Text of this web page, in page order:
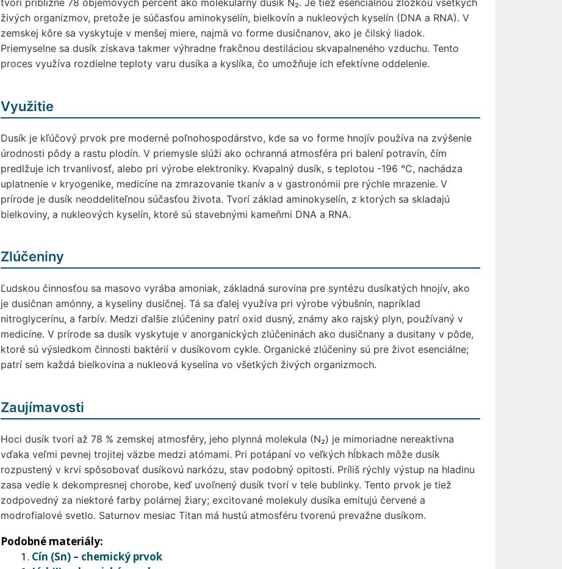
tvorí približne 78 objemových percent ako molekulárny dusík N₂. Je tiež esenciálnou zložkou všetkých
živých organizmov, pretože je súčasťou aminokyselín, bielkovín a nukleových kyselín (DNA a RNA). V
zemskej kôre sa vyskytuje v menšej miere, najmä vo forme dusičnanov, ako je čilský liadok.
Priemyselne sa dusík získava takmer výhradne frakčnou destiláciou skvapalneného vzduchu. Tento
proces využíva rozdielne teploty varu dusíka a kyslíka, čo umožňuje ich efektívne oddelenie.
Využitie
Dusík je kľúčový prvok pre moderné poľnohospodárstvo, kde sa vo forme hnojív používa na zvýšenie
úrodnosti pôdy a rastu plodín. V priemysle slúži ako ochranná atmosféra pri balení potravín, čím
predlžuje ich trvanlivosť, alebo pri výrobe elektroniky. Kvapalný dusík, s teplotou -196 °C, nachádza
uplatnenie v kryogenike, medicíne na zmrazovanie tkanív a v gastronómii pre rýchle mrazenie. V
prírode je dusík neoddeliteľnou súčasťou života. Tvorí základ aminokyselín, z ktorých sa skladajú
bielkoviny, a nukleových kyselín, ktoré sú stavebnými kameňmi DNA a RNA.
Zlúčeniny
Ľudskou činnosťou sa masovo vyrába amoniak, základná surovina pre syntézu dusíkatých hnojív, ako
je dusičnan amónny, a kyseliny dusičnej. Tá sa ďalej využíva pri výrobe výbušnín, napríklad
nitroglycerínu, a farbív. Medzi ďalšie zlúčeniny patrí oxid dusný, známy ako rajský plyn, používaný v
medicíne. V prírode sa dusík vyskytuje v anorganických zlúčeninách ako dusičnany a dusitany v pôde,
ktoré sú výsledkom činnosti baktérií v dusíkovom cykle. Organické zlúčeniny sú pre život esenciálne;
patrí sem každá bielkovina a nukleová kyselina vo všetkých živých organizmoch.
Zaujímavosti
Hoci dusík tvorí až 78 % zemskej atmosféry, jeho plynná molekula (N₂) je mimoriadne nereaktívna
vďaka veľmi pevnej trojitej väzbe medzi atómami. Pri potápaní vo veľkých hĺbkach môže dusík
rozpustený v krvi spôsobovať dusíkovú narkózu, stav podobný opitosti. Príliš rýchly výstup na hladinu
zasa vedie k dekompresnej chorobe, keď uvoľnený dusík tvorí v tele bublinky. Tento prvok je tiež
zodpovedný za niektoré farby polárnej žiary; excitované molekuly dusíka emitujú červené a
modrofialové svetlo. Saturnov mesiac Titan má hustú atmosféru tvorenú prevažne dusíkom.
Podobné materiály:
Cín (Sn) – chemický prvok